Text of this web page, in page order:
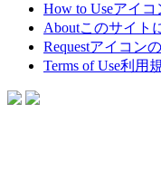
How to Useアイコ
Aboutこのサイト
Requestアイコン
Terms of Use利用